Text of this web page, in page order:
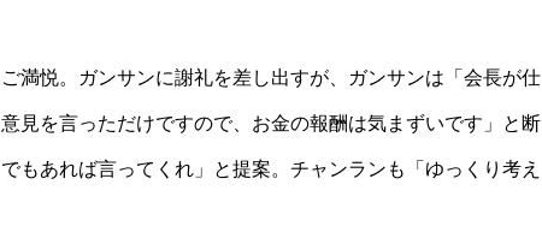
満悦。ガンサンに謝礼を差し出すが、ガンサンは「会長が仕
見を言っただけですので、お金の報酬は気まずいです」と断
もあれば言ってくれ」と提案。チャンランも「ゆっくり考え